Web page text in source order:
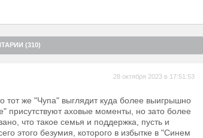
(310)
28 октября 2023 в 17:51:53
тот же "Чупа" выглядит куда более выигрышно
аховые моменты, но зато более
что такое семья и поддержка, пусть и
этого безумия, которого в избытке в "Синем